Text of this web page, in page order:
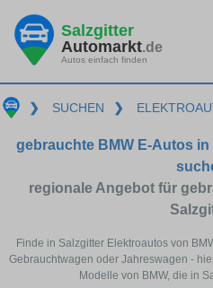
Salzgitter
Automarkt.de
Autos einfach finden
❯ SUCHEN ❯
gebrauchte BMW E-Autos
regionale Angebot für
Finde in Salzgitter Elektroautos von
Gebrauchtwagen oder Jahreswagen -
Modelle von BMW, die in